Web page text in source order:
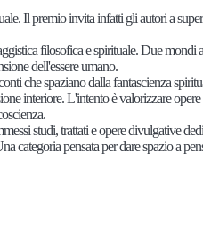
Il premio invita infatti gli autori a
filosofica e spirituale. Due mondi
dell'essere umano.
che spaziano dalla fantascienza
interiore. L'intento è valorizzare
studi, trattati e opere divulgative
categoria pensata per dare spazio a